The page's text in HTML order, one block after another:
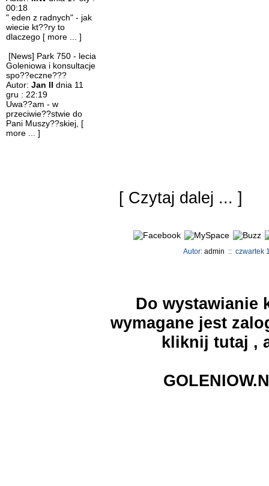
00:18
" eden z radnych" - jak
wiecie kt??ry to
dlaczego [ more ... ]
[News] Park 750 - lecia
Goleniowa i konsultacje
spo??eczne???
Autor: Jan II dnia 11
gru : 22:19
Uwa??am - w
przeciwie??stwie do
Pani Muszy??skiej, [
more ... ]
[ Czytaj dalej ... ]
Autor: admin :: czwartek
Do wystawianie
wymagane jest
kliknij tutaj ,